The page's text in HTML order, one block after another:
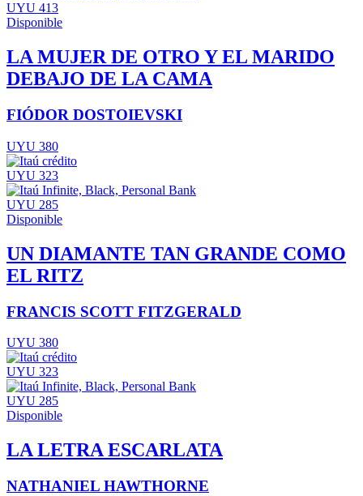
UYU 413
Disponible
LA MUJER DE OTRO Y EL MARIDO
DEBAJO DE LA CAMA
FIÓDOR DOSTOIEVSKI
UYU 380
UYU 323
UYU 285
Disponible
UN DIAMANTE TAN GRANDE COMO
EL RITZ
FRANCIS SCOTT FITZGERALD
UYU 380
UYU 323
UYU 285
Disponible
LA LETRA ESCARLATA
NATHANIEL HAWTHORNE